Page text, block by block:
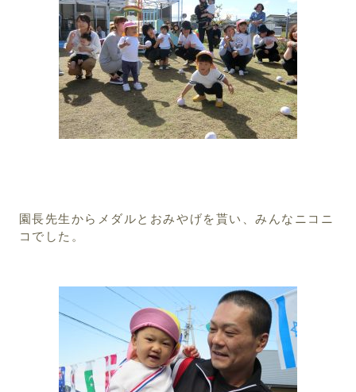
園長先生からメダルとおみやげを貰い、みんなニコニ
コでした。